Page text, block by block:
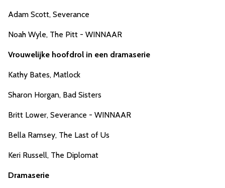
Adam Scott, Severance
Noah Wyle, The Pitt - WINNAAR
Vrouwelijke hoofdrol in een dramaserie
Kathy Bates, Matlock
Sharon Horgan, Bad Sisters
Britt Lower, Severance - WINNAAR
Bella Ramsey, The Last of Us
Keri Russell, The Diplomat
Dramaserie